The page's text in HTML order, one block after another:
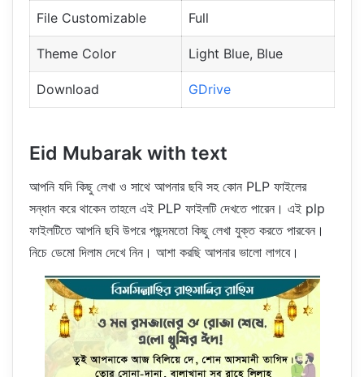
File Customizable Full
Theme Color Light Blue, Blue
Download GDrive
Eid Mubarak with text
আপনি যদি কিছু লেখা ও সাথে আপনার ছবি সহ কোন PLP ফাইলের
সন্ধান করে থাকেন তাহলে এই PLP ফাইলটি দেখতে পারেন। এই plp
ফাইলটিতে আপনি ছবি উপরে পছন্দমতো কিছু লেখা যুক্ত করতে পারবেন।
নিচে ডেমো দিলাম দেখে নিন। আশা করছি আপনার ভালো লাগবে।